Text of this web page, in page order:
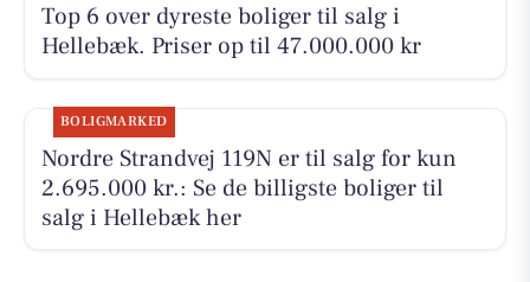
Top 6 over dyreste boliger til salg i
Hellebæk. Priser op til 47.000.000 kr
BOLIGMARKED
Nordre Strandvej 119N er til salg for kun
2.695.000 kr.: Se de billigste boliger til
salg i Hellebæk her